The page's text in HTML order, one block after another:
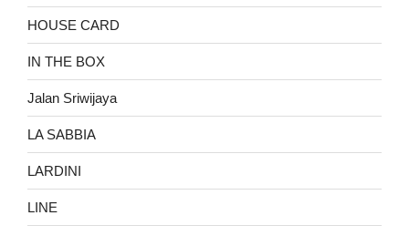
HOUSE CARD
IN THE BOX
Jalan Sriwijaya
LA SABBIA
LARDINI
LINE